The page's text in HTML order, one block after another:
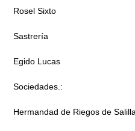
Rosel Sixto
Sastrería
Egido Lucas
Sociedades.:
Hermandad de Riegos de